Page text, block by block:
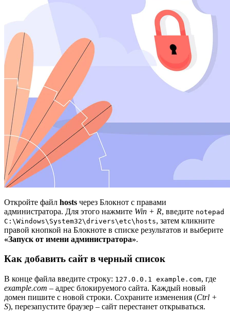
Откройте файл hosts через Блокнот с правами
администратора. Для этого нажмите Win + R, введите notepad
C:\Windows\System32\drivers\etc\hosts, затем кликните
правой кнопкой на Блокноте в списке результатов и выберите
«Запуск от имени администратора».
Как добавить сайт в черный список
В конце файла введите строку: 127.0.0.1 example.com, где
example.com – адрес блокируемого сайта. Каждый новый
домен пишите с новой строки. Сохраните изменения (Ctrl +
S), перезапустите браузер – сайт перестанет открываться.